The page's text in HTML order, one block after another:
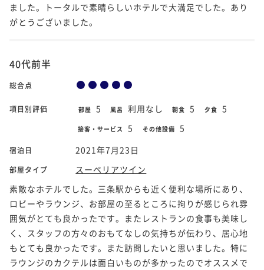
ました。トータルで素晴らしいホテルで大満足でした。あり
がとうございました。
40代前半
総合点
項目別評価 部屋 5 風呂 利用なし 朝食 5 夕食 5
接客・サービス 5 その他設備 5
宿泊日 2021年7月23日
部屋タイプ
スーペリアツイン
素敵なホテルでした。三条駅からも近く便利な場所にあり、
ロビーやラウンジ、お部屋の至るところに拘りが感じられ雰
囲気がとても良かったです。またレストランの食事も美味し
く、スタッフの方々のおもてなしの気持ちが伝わり、居心地
もとても良かったです。また訪問したいと思いました。特に
ラウンジのカクテルは面白いものが多かったのでオススメで